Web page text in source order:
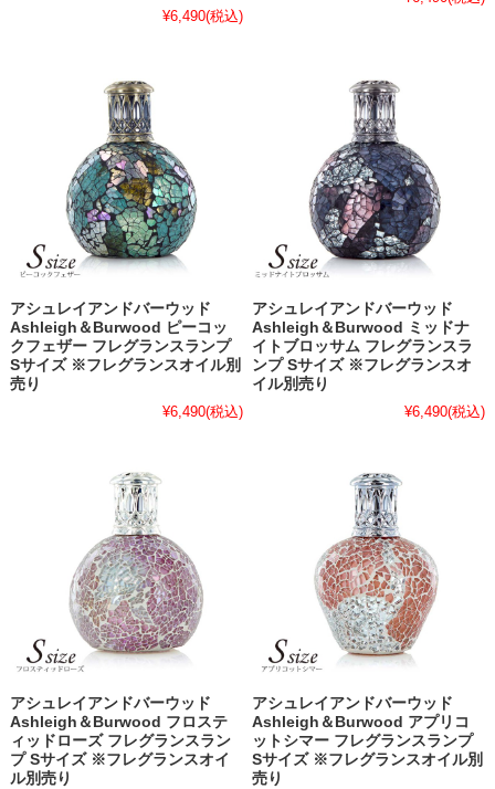
¥6,490(税込)
アシュレイアンドバーウッド
Ashleigh＆Burwood ピーコッ
クフェザー フレグランスランプ
Sサイズ ※フレグランスオイル別
売り
¥6,490(税込)
アシュレイアンドバーウッド
Ashleigh＆Burwood ミッドナ
イトブロッサム フレグランスラ
ンプ Sサイズ ※フレグランスオ
イル別売り
¥6,490(税込)
アシュレイアンドバーウッド
Ashleigh＆Burwood フロステ
ィッドローズ フレグランスラン
プ Sサイズ ※フレグランスオイ
ル別売り
アシュレイアンドバーウッド
Ashleigh＆Burwood アプリコ
ットシマー フレグランスランプ
Sサイズ ※フレグランスオイル別
売り